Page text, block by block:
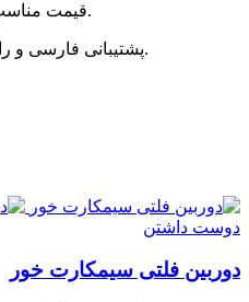
قیمت مناسب همراه با امکانات بی‌نظیر.
پشتیبانی فارسی و راهنمایی آسان برای استفاده.
دوست داشتن
دوربین فلتی سیمکارت خور